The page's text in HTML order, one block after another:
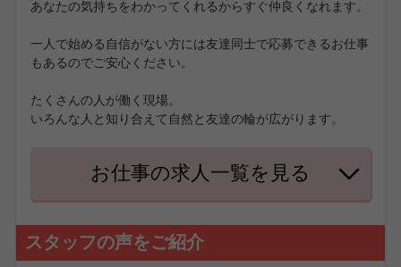
あなたの気持ちをわかってくれるからすぐ仲良くなれます。
一人で始める自信がない方には友達同士で応募できるお仕事
もあるのでご安心ください。
たくさんの人が働く現場。
いろんな人と知り合えて自然と友達の輪が広がります。
お仕事の求人一覧を見る
スタッフの声をご紹介